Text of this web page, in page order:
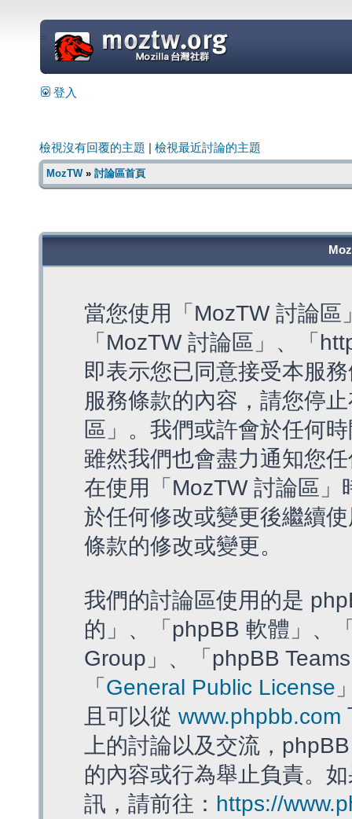
=
登入
檢視沒有回覆的主題 檢視最近討論的主題
MozTW» 討論區首頁
當您使用「MozTW 討論
「MozTW 討論區」、「
即表示您已同意接受本服
服務條款的內容，請您停
區」。我們或許會於任何
雖然我們也會盡力通知您
在使用「MozTW 討論區
於任何修改或變更後繼續
條款的修改或變更。
我們的討論區使用的是
的」、「phpBB 軟體」、
Group」、「phpBB
「 General Public License
且可以從 www.phpbb.com
上的討論以及交流，
的內容或行為舉止負責。
訊，請前往： https://